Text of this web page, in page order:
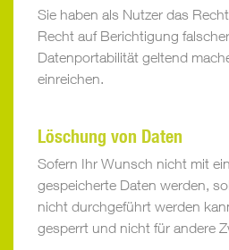
Sie haben als Nutzer das
Recht auf Berichtigung
Datenportabilität geltend
einreichen.
Löschung von Daten
Sofern Ihr Wunsch nicht mit
gespeicherte Daten werden,
nicht durchgeführt werden
gesperrt und nicht für andere